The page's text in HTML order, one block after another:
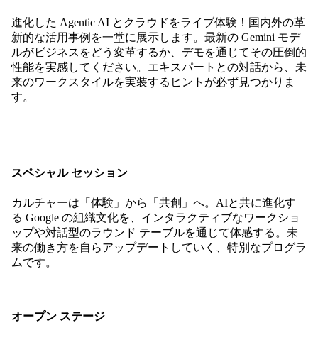
進化した Agentic AI とクラウドをライブ体験！国内外の革
新的な活用事例を一堂に展示します。最新の Gemini モデ
ルがビジネスをどう変革するか、デモを通じてその圧倒的
性能を実感してください。エキスパートとの対話から、未
来のワークスタイルを実装するヒントが必ず見つかりま
す。
スペシャル セッション
カルチャーは「体験」から「共創」へ。AIと共に進化す
る Google の組織文化を、インタラクティブなワークショ
ップや対話型のラウンド テーブルを通じて体感する。未
来の働き方を自らアップデートしていく、特別なプログラ
ムです。
オープン ステージ